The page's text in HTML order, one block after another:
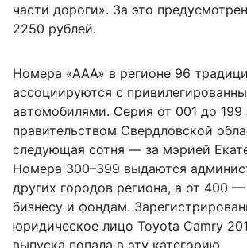
части дороги». За это
2250 рублей.
Номера «ААА» в регионе 96
ассоциируются с
автомобилями. Серия от 001 до 199
правительством Свердловской
следующая сотня — за мэрией
Номера 300–399 выдаются
других городов региона, а от 400
бизнесу и фондам.
юридическое лицо Toyota Camry